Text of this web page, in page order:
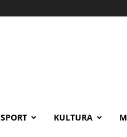
SPORT KULTURA